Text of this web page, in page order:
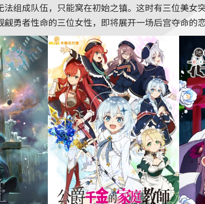
法组成队伍，只能窝在初始之镇。这时有三位美
觎勇者性命的三位女性，即将展开一场后宫夺命的